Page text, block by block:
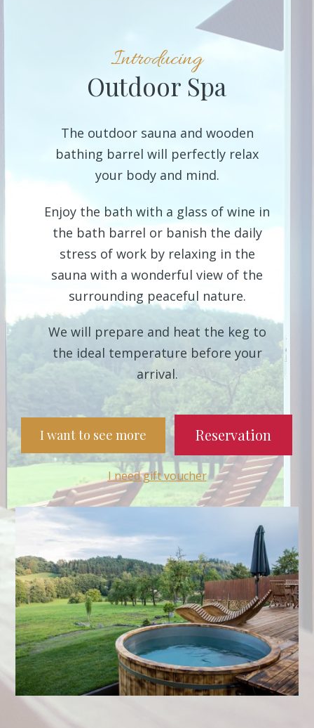
Introducing
Outdoor Spa
The outdoor sauna and wooden
bathing barrel will perfectly relax
your body and mind.
Enjoy the bath with a glass of wine in
the bath barrel or banish the daily
stress of work by relaxing in the
sauna with a wonderful view of the
surrounding peaceful nature.
We will prepare and heat the keg to
the ideal temperature before your
arrival.
I want to see more Reservation
I need gift voucher